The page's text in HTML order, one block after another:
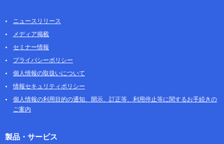
ニュースリリース
メディア掲載
セミナー情報
プライバシーポリシー
個人情報の取扱いについて
情報セキュリティポリシー
個人情報の利用目的の通知、開示、訂正等、利用停止等に関するお手続きの
ご案内
製品・サービス